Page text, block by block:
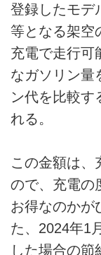
登録したモデ
等となる架空
充電で走行可
なガソリン量
ン代を比較す
れる。
この金額は、
ので、充電の
お得なのかが
た、2024年1
した場合の